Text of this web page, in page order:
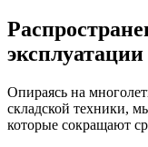
Опираясь на
складской техники,
которые сокращают